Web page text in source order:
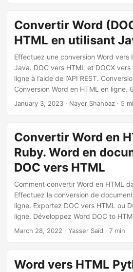
pour convertir des documents Word
qui vous permet de partager plus
sur le Web.
Convertir Word
HTML en utilisant
Effectuez une conversion Word vers
Java. DOC vers HTML et DOCX
ligne à l’aide de l’API REST.
Conversion Word en HTML en ligne.
sur la façon d’effectuer la conversion
January 3, 2023 · Nayer Shahbaz · 5
Convertir Word en
Ruby. Word en
DOC vers HTML
Comment convertir Word en HTML
Effectuez la conversion de
ligne. Exportez DOC vers HTML ou
ligne. Développez Word DOC to
Ruby Cloud SDK.
March 28, 2022 · Yasser Saïd · 7 min
Word vers HTML